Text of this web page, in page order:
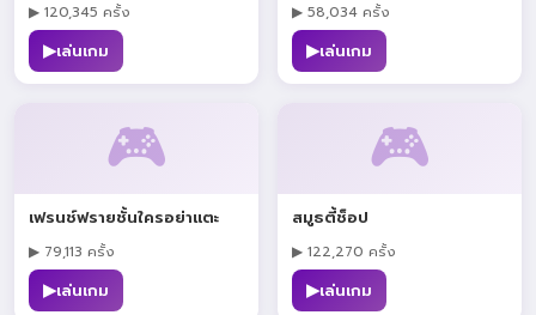
▶ 120,345 ครั้ง
▶เล่นเกม
▶ 58,034 ครั้ง
▶เล่นเกม
🎮
เฟรนช์ฟรายชั้นใครอย่าแตะ
▶ 79,113 ครั้ง
▶เล่นเกม
🎮
สมูธตี้ช็อป
▶ 122,270 ครั้ง
▶เล่นเกม